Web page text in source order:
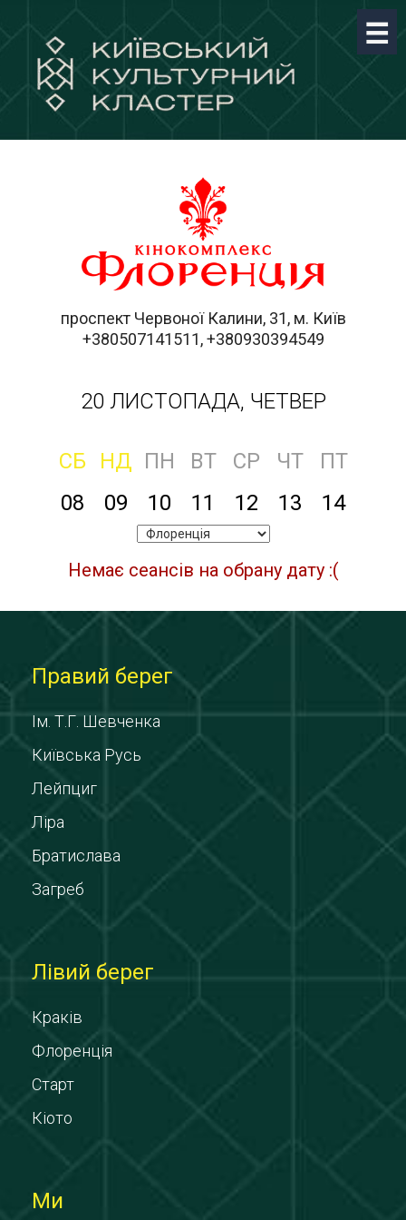
проспект Червоної Калини, 31, м. Київ
+380507141511, +380930394549
20 ЛИСТОПАДА, ЧЕТВЕР
СБ НД ПН ВТ СР ЧТ
ПТ
08
09 10 11 12 13 14
Немає сеансів на обрану дату :(
Правий берег
Ім. Т.Г. Шевченка
Київська Русь
Лейпциг
Ліра
Братислава
Загреб
Лівий берег
Краків
Флоренція
Старт
Кіото
Ми